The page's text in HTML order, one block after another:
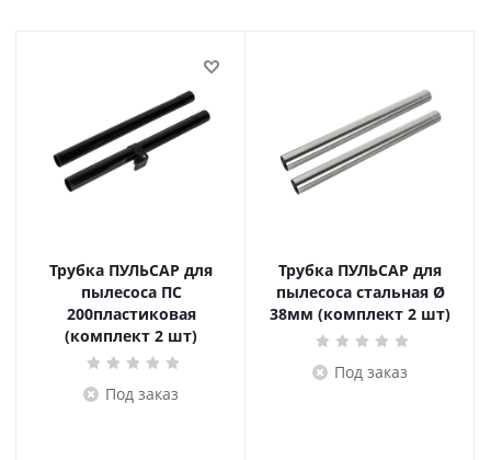
Трубка ПУЛЬСАР для
пылесоса ПС
200пластиковая
(комплект 2 шт)
Под заказ
Трубка ПУЛЬСАР для
пылесоса стальная Ø
38мм (комплект 2 шт)
Под заказ